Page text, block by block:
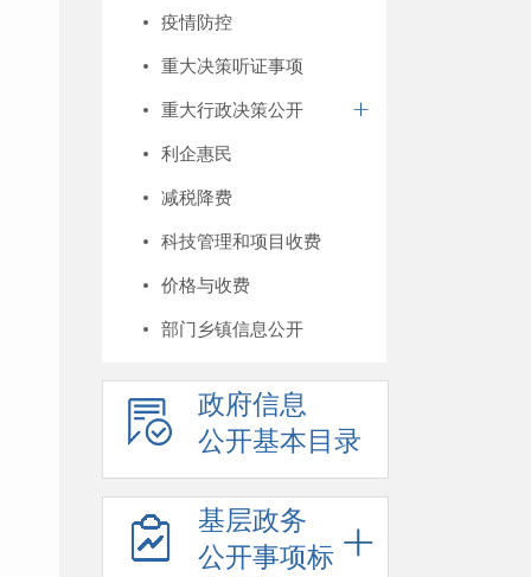
疫情防控
重大决策听证事项
重大行政决策公开
利企惠民
减税降费
科技管理和项目收费
价格与收费
部门乡镇信息公开
政府信息
公开基本目录
基层政务
公开事项标